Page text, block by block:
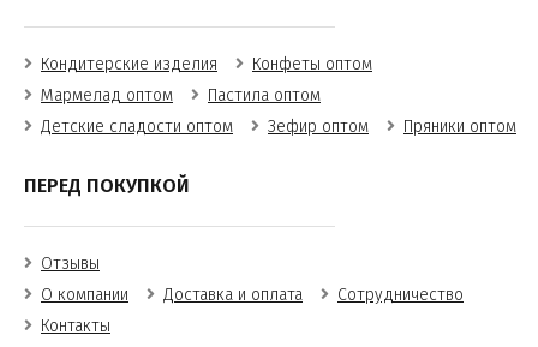
Кондитерские изделия
Конфеты оптом
Мармелад оптом
Пастила оптом
Детские сладости оптом
Зефир оптом Пряники оптом
ПЕРЕД ПОКУПКОЙ
Отзывы
О компании
Доставка и оплата
Сотрудничество
Контакты